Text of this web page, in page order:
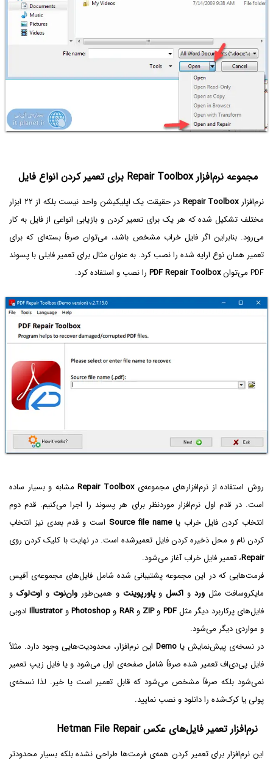
مجموعه نرم‌افزار Repair Toolbox برای تعمیر کردن انواع فایل
نرم‌افزارRepair Toolbox
در حقیقت یک اپلیکیشن واحد نیست بلکه از ۲۲ ابزار
مختلف تشکیل شده که هر یک برای تعمیر کردن و بازیابی انواعی از فایل به کار
می‌رود. بنابراین اگر فایل خراب مشخص باشد، می‌توان صرفاً بسته‌ای که برای
تعمیر همان نوع ارایه شده را نصب کرد. به عنوان مثال برای تعمیر فایلی با پسوند
PDF می‌توان
PDF Repair Toolbox را نصب و استفاده کرد.
روش استفاده از نرم‌افزارهای مجموعه‌یRepair Toolboxمشابه و بسیار ساده
است. در قدم اول نرم‌افزار موردنظر برای هر پسوند را اجرا می‌کنیم. قدم دوم
انتخاب کردن فایل خراب یاSource file name است و قدم بعدی نیز انتخاب
کردن نام و محل ذخیره کردن فایل تعمیرشده است. در نهایت با کلیک کردن روی
Repair، تعمیر فایل خراب آغاز می‌شود.
فرمت‌هایی که در این مجموعه پشتیبانی شده شامل فایل‌های مجموعه‌ی آفیس
مایکروسافت مثل وردو اکسلوپاورپوینت و همین‌طوروان‌نوت واوت‌لوک و
فایل‌های پرکاربرد دیگر مثلPDF وZIP وRAR وPhotoshopوIllustratorادوبی
و مواردی دیگر می‌شود.
در نسخه‌ی پیش‌نمایش یا Demo این نرم‌افزار، محدودیت‌هایی وجود دارد. مثلاً
فایل پی‌دی‌اف تعمیر شده صرفاً شامل صفحه‌ی اول می‌شود و یا فایل زیپ تعمیر
نمی‌شود بلکه صرفاً مشخص می‌شود که قابل تعمیر است یا خیر. لذا نسخه‌ی
پولی یا کرک‌شده را دانلود و نصب نمایید.
نرم‌افزار تعمیر فایل‌های عکس Hetman File Repair
این نرم‌افزار برای تعمیر کردن همه‌ی فرمت‌ها طراحی نشده بلکه بسیار محدودتر